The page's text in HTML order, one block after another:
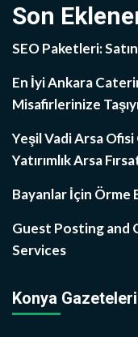
Son
SEO Paketleri:
En İyi Ankara
Misafirlerinize
Yeşil Vadi Arsa Ofisi
Yatırımlık Arsa
Bayanlar İçin Örme
Guest Posting and
Services
Konya Gazeteleri